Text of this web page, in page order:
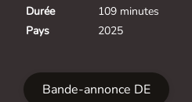
Durée
109 minutes
Pays
2025
Bande-annonce DE